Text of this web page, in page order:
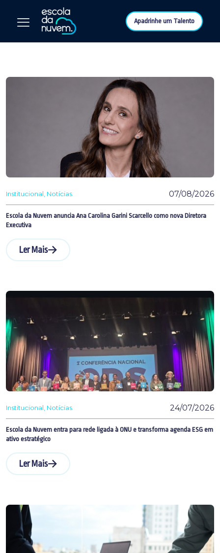
Apadrinhe um Talento
Institucional Notícias 07/08/2026
Escola da Nuvem anuncia Ana Carolina Garini Scarcello como nova Diretora
Executiva
Ler Mais
Institucional Notícias 24/07/2026
Escola da Nuvem entra para rede ligada à ONU e transforma agenda ESG em
ativo estratégico
Ler Mais